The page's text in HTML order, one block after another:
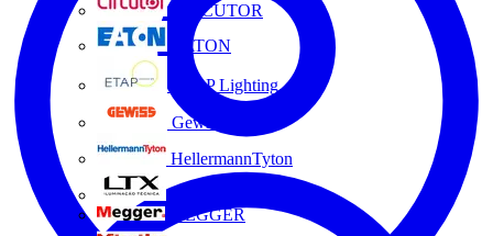
CIRCUTOR
EATON
ETAP Lighting
Gewiss
HellermannTyton
MEGGER